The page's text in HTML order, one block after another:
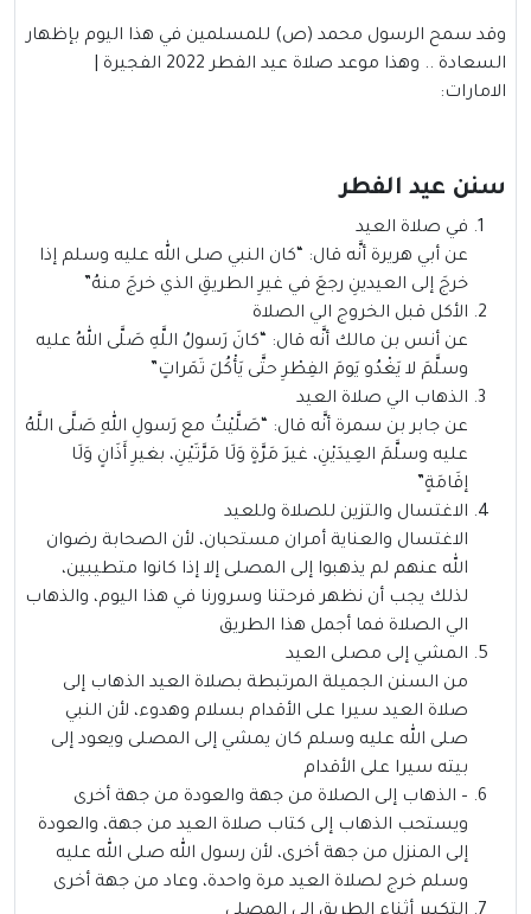
وقد سمح الرسول محمد (ص) للمسلمين في هذا اليوم بإظهار
السعادة .. وهذا موعد صلاة عيد الفطر 2022 الفجيرة |
الامارات:
سنن عيد الفطر
في صلاة العيد
عن أبي هريرة أنَّه قال: “كان النبي صلى الله عليه وسلم إذا
خرجَ إلى العيدينِ رجعَ في غيرِ الطريقِ الذي خرجَ منهُ”
الأكل قبل الخروج الي الصلاة
عن أنس بن مالك أنَّه قال: “كانَ رَسولُ اللَّهِ صَلَّى اللهُ عليه
وسلَّمَ لا يَغْدُو يَومَ الفِطْرِ حتَّى يَأْكُلَ تَمَراتٍ”
الذهاب الي صلاة العيد
عن جابر بن سمرة أنَّه قال: “صَلَّيْتُ مع رَسولِ اللهِ صَلَّى اللَّهُ
عليه وسلَّمَ العِيدَيْنِ، غيرَ مَرَّةٍ وَلَا مَرَّتَيْنِ، بغيرِ أَذَانٍ وَلَا
إقَامَةٍ”
الاغتسال والتزين للصلاة وللعيد
الاغتسال والعناية أمران مستحبان، لأن الصحابة رضوان
الله عنهم لم يذهبوا إلى المصلى إلا إذا كانوا متطيبين،
لذلك يجب أن نظهر فرحتنا وسرورنا في هذا اليوم، والذهاب
الي الصلاة فما أجمل هذا الطريق
المشي إلى مصلى العيد
من السنن الجميلة المرتبطة بصلاة العيد الذهاب إلى
صلاة العيد سيرا على الأقدام بسلام وهدوء، لأن النبي
صلى الله عليه وسلم كان يمشي إلى المصلى ويعود إلى
بيته سيرا على الأقدام
– الذهاب إلى الصلاة من جهة والعودة من جهة أخرى
ويستحب الذهاب إلى كتاب صلاة العيد من جهة، والعودة
إلى المنزل من جهة أخرى، لأن رسول الله صلى الله عليه
وسلم خرج لصلاة العيد مرة واحدة، وعاد من جهة أخرى